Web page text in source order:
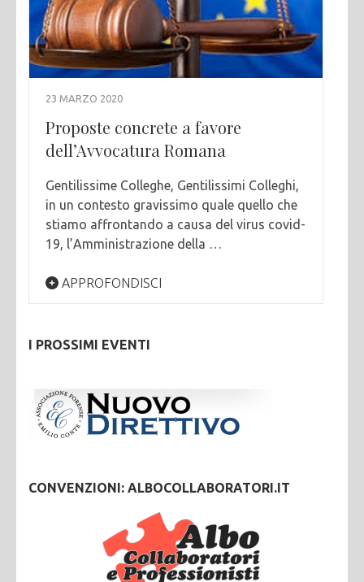
23 MARZO 2020
Proposte concrete a favore
dell’Avvocatura Romana
Gentilissime Colleghe, Gentilissimi Colleghi,
in un contesto gravissimo quale quello che
stiamo affrontando a causa del virus covid-
19, l’Amministrazione della …
APPROFONDISCI
I PROSSIMI EVENTI
CONVENZIONI: ALBOCOLLABORATORI.IT